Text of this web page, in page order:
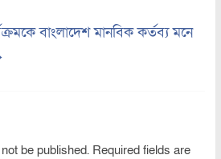
বাংলাদেশ মানবিক কর্তব্য মনে
be published. Required fields are